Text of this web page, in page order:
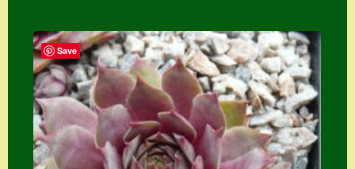
Erster Umgang
mit Semps
Gästebuch
Heuffelii’s
Home
Save